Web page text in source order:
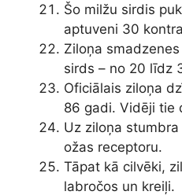
Šo milžu sirdis
aptuveni 30
Ziloņa
sirds – no 20 līdz
Oficiālais ziloņa
86 gadi. Vidēji tie
Uz ziloņa
ožas receptoru.
Tāpat kā cilvēki,
labročos un kreiļi.